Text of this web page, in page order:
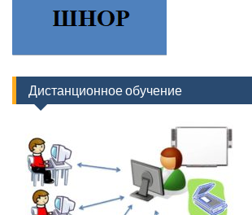
Дистанционное обучение